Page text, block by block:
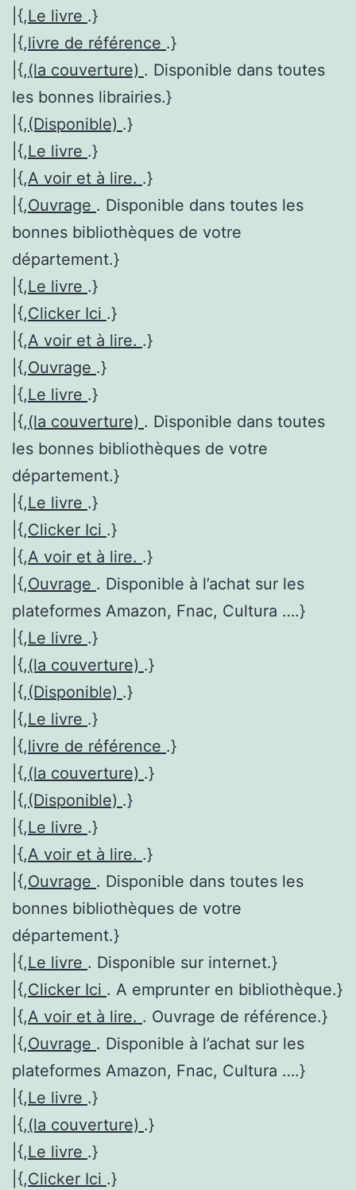
|{,Le livre .}
|{,livre de référence .}
|{,(la couverture) . Disponible dans toutes
les bonnes librairies.}
|{,(Disponible) .}
|{,Le livre .}
|{,A voir et à lire. .}
|{,Ouvrage . Disponible dans toutes les
bonnes bibliothèques de votre
département.}
|{,Le livre .}
|{,Clicker Ici .}
|{,A voir et à lire. .}
|{,Ouvrage .}
|{,Le livre .}
|{,(la couverture) . Disponible dans toutes
les bonnes bibliothèques de votre
département.}
|{,Le livre .}
|{,Clicker Ici .}
|{,A voir et à lire. .}
|{,Ouvrage . Disponible à l’achat sur les
plateformes Amazon, Fnac, Cultura ….}
|{,Le livre .}
|{,(la couverture) .}
|{,(Disponible) .}
|{,Le livre .}
|{,livre de référence .}
|{,(la couverture) .}
|{,(Disponible) .}
|{,Le livre .}
|{,A voir et à lire. .}
|{,Ouvrage . Disponible dans toutes les
bonnes bibliothèques de votre
département.}
|{,Le livre . Disponible sur internet.}
|{,Clicker Ici . A emprunter en bibliothèque.}
|{,A voir et à lire. . Ouvrage de référence.}
|{,Ouvrage . Disponible à l’achat sur les
plateformes Amazon, Fnac, Cultura ….}
|{,Le livre .}
|{,(la couverture) .}
|{,Le livre .}
|{,Clicker Ici .}